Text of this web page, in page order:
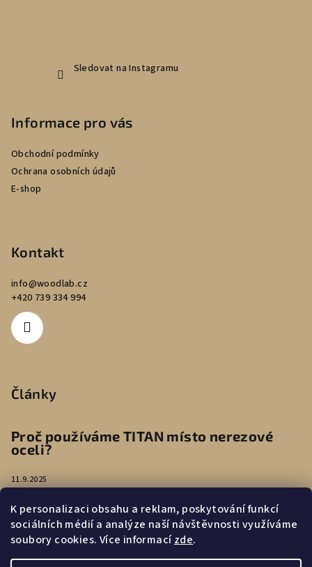
K personalizaci obsahu a reklam, poskytování funkcí
sociálních médií a analýze naší návštěvnosti využíváme
soubory cookies. Více informacízde.
Sledovat na Instagramu
Informace pro vás
Obchodní podmínky
Ochrana osobních údajů
E-shop
Kontakt
info@woodlab.cz
+420 739 334 994
Články
Proč používáme TITAN místo nerezové
oceli?
11.9.2025
Péče o náušnice